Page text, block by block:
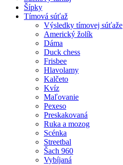
Šípky
Tímová súťaž
Výsledky tímovej súťaže
Americký žolík
Dáma
Duck chess
Frisbee
Hlavolamy
Kalčeto
Kvíz
Maľovanie
Pexeso
Preskakovaná
Ruka a mozog
Scénka
Streetbal
Šach 960
Vybíjaná